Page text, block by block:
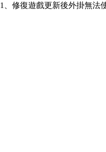
1、修復遊戲更新後外掛無法